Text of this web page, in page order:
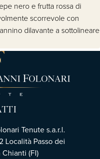
nero e frutta rossa di
scorrevole con
dilavante a sottolineare
Tenute s.a.r.l.
Località Passo dei
(FI)